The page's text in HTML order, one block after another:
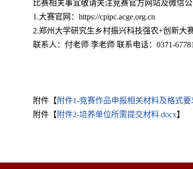
比赛相关事宜敬请关注竞赛官方网站及微信
1.大赛官网：https://cpipc.acge.org.cn
2.郑州大学研究生乡村振兴科技强农+创新大
联系人：付老师 李老师 联系电话：0371-
附件【 附件1-竞赛作品申报相关材料及格式要
附件【 附件2-培养单位所需提交材料.docx】